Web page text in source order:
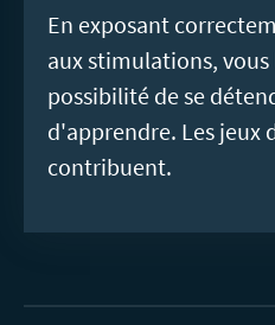
En exposant
aux stimulations,
possibilité de se
d'apprendre. Les jeux
contribuent.